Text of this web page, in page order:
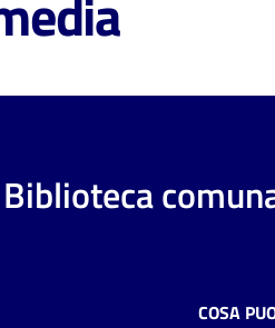
Biblioteca
COSA